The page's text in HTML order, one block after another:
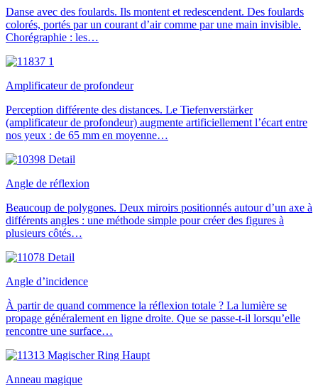
Danse avec des foulards. Ils montent et redescendent. Des foulards
colorés, portés par un courant d’air comme par une main invisible.
Chorégraphie : les…
Amplificateur de profondeur
Perception différente des distances. Le Tiefenverstärker
(amplificateur de profondeur) augmente artificiellement l’écart entre
nos yeux : de 65 mm en moyenne…
Angle de réflexion
Beaucoup de polygones. Deux miroirs positionnés autour d’un axe à
différents angles : une méthode simple pour créer des figures à
plusieurs côtés…
Angle d’incidence
À partir de quand commence la réflexion totale ? La lumière se
propage généralement en ligne droite. Que se passe-t-il lorsqu’elle
rencontre une surface…
Anneau magique